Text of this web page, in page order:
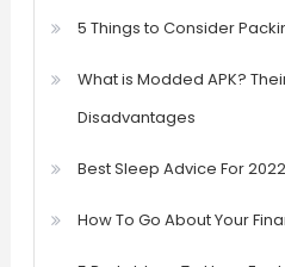
5 Things to Consider
What is Modded APK?
Disadvantages
Best Sleep Advice For 2022
How To Go About Your